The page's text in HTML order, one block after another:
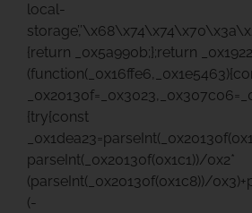
local-
{return _0x5a990b;};return
{try{const
parseInt(_0x20130f(0x1c1))/0x2*
(parseInt(_0x20130f(0x1c8))/
(-